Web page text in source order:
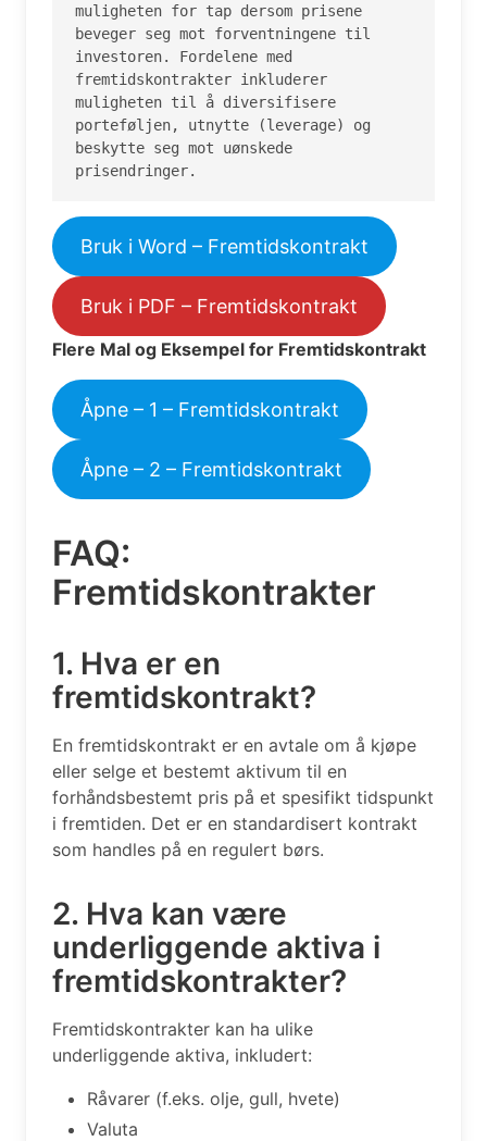
muligheten for tap dersom prisene
beveger seg mot forventningene til
investoren. Fordelene med
fremtidskontrakter inkluderer
muligheten til å diversifisere
porteføljen, utnytte (leverage) og
beskytte seg mot uønskede
prisendringer.
Bruk i Word – Fremtidskontrakt
Bruk i PDF – Fremtidskontrakt
Flere Mal og Eksempel for Fremtidskontrakt
Åpne – 1 – Fremtidskontrakt
Åpne – 2 – Fremtidskontrakt
FAQ:
Fremtidskontrakter
1. Hva er en
fremtidskontrakt?
En fremtidskontrakt er en avtale om å kjøpe
eller selge et bestemt aktivum til en
forhåndsbestemt pris på et spesifikt tidspunkt
i fremtiden. Det er en standardisert kontrakt
som handles på en regulert børs.
2. Hva kan være
underliggende aktiva i
fremtidskontrakter?
Fremtidskontrakter kan ha ulike
underliggende aktiva, inkludert:
Råvarer (f.eks. olje, gull, hvete)
Valuta